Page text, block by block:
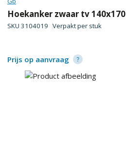
Hoekanker zwaar tv 140x170
SKU 3104019 Verpakt per stuk
Prijs op aanvraag